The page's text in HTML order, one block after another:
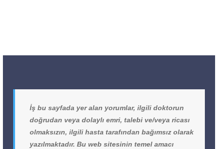
İş bu sayfada yer alan yorumlar, ilgili doktorun
doğrudan veya dolaylı emri, talebi ve/veya ricası
olmaksızın, ilgili hasta tarafından bağımsız olarak
yazılmaktadır. Bu web sitesinin temel amacı